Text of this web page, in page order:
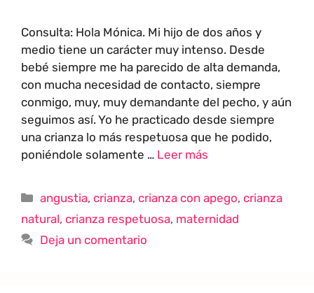
Consulta: Hola Mónica. Mi hijo de dos años y
medio tiene un carácter muy intenso. Desde
bebé siempre me ha parecido de alta demanda,
con mucha necesidad de contacto, siempre
conmigo, muy, muy demandante del pecho, y aún
seguimos así. Yo he practicado desde siempre
una crianza lo más respetuosa que he podido,
poniéndole solamente … Leer más
angustia,crianza,crianza con apego,crianza
natural, crianza respetuosa, maternidad
Deja un comentario